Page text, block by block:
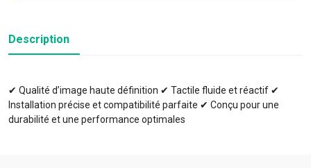
Description
✔ Qualité d’image haute définition ✔ Tactile fluide et réactif ✔
Installation précise et compatibilité parfaite ✔ Conçu pour une
durabilité et une performance optimales